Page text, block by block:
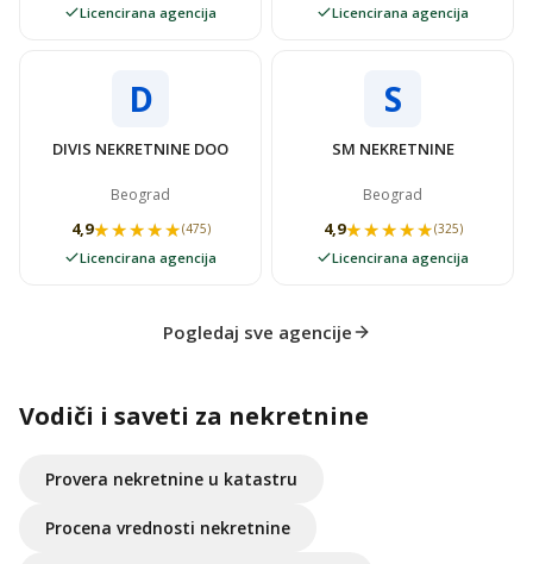
Licencirana agencija Licencirana agencija
D
DIVIS NEKRETNINE DOO
Beograd
4,9★★★★★
★★★★★(475)
Licencirana agencija
S
SM NEKRETNINE
Beograd
4,9★★★★★
★★★★★(325)
Licencirana agencija
Pogledaj sve agencije
Vodiči i saveti za nekretnine
Provera nekretnine u katastru
Procena vrednosti nekretnine